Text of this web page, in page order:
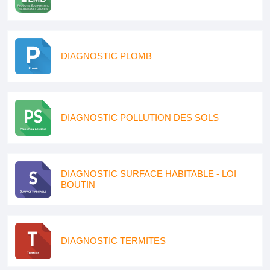
DIAGNOSTIC PLOMB
DIAGNOSTIC POLLUTION DES SOLS
DIAGNOSTIC SURFACE HABITABLE - LOI
BOUTIN
DIAGNOSTIC TERMITES